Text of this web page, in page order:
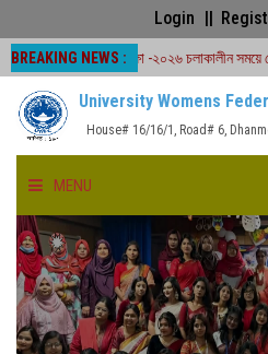
Login
BREAKING NEWS :
বোর্ড পরীক্ষা -২০২৬ চলাকালীন সময়ে শ্রেণীকার্যক্রম
University Womens
House# 16/16/1, Road# 6,
MENU
HOME
ABOUT US